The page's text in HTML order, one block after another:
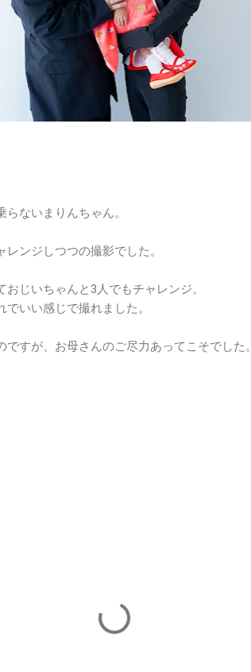
ないまりんちゃん。
ンジしつつの撮影でした。
じいちゃんと3人でもチャレンジ。
いい感じで撮れました。
すが、お母さんのご尽力あってこそでした。